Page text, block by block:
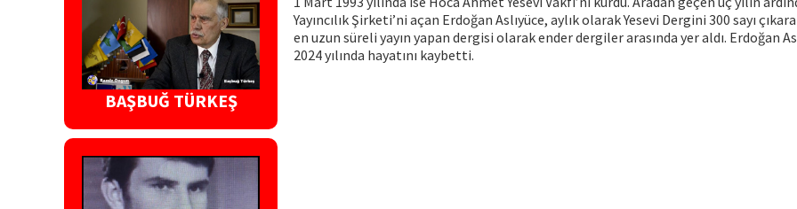
BAŞBUĞ TÜRKEŞ
Yayıncılık Şirketi’ni açan Erdoğan Aslıyüce, aylık olarak Yesevi Dergini 300 sayı
en uzun süreli yayın yapan dergisi olarak ender dergiler arasında yer aldı. Erdoğan
2024 yılında hayatını kaybetti.